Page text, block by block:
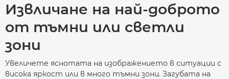
Извличане на най-доброто
от тъмни или светли
зони
Увеличете яснотата на изображението в ситуации с
висока яркост или в много тъмни зони. Загубата на